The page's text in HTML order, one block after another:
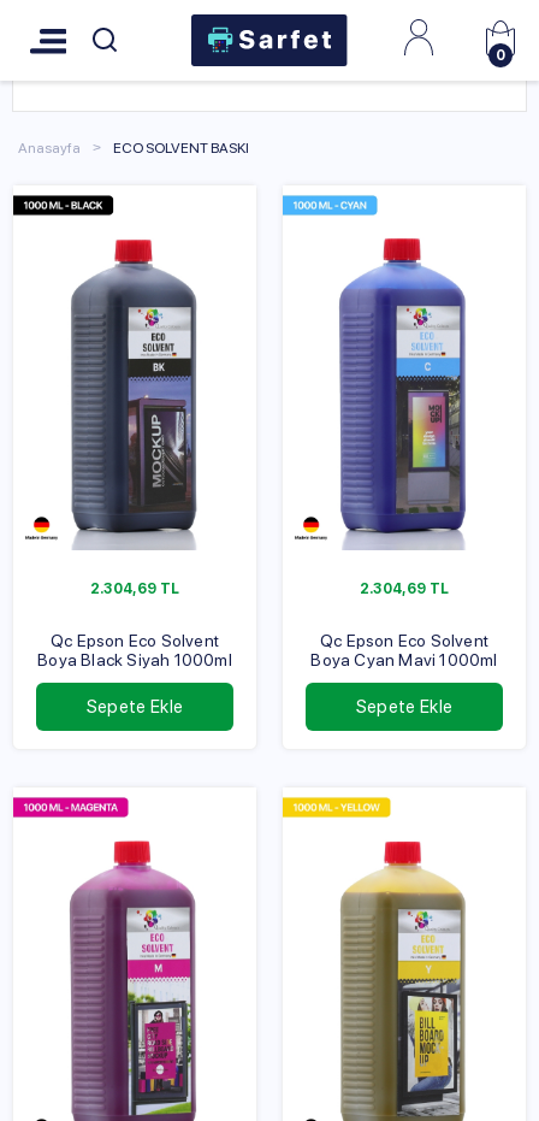
0
Anasayfa ECO SOLVENT BASKI
2.304,69 TL
Qc Epson Eco Solvent
Boya Black Siyah 1000ml
Sepete Ekle
2.304,69 TL
Qc Epson Eco Solvent
Boya Cyan Mavi 1000ml
Sepete Ekle